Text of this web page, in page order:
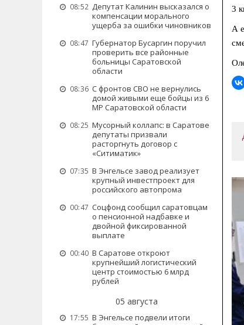
08:52 Депутат Калинин высказался о
компенсации морального
ущерба за ошибки чиновников
08:47 Губернатор Бусаргин поручил
проверить все районные
больницы Саратовской
области
08:36 С фронтов СВО не вернулись
домой живыми еще бойцы из 6
МР Саратовской области
08:25 Мусорный коллапс: в Саратове
депутаты призвали
расторгнуть договор с
«Ситиматик»
07:35 В Энгельсе завод реализует
крупный инвестпроект для
российского автопрома
00:47 Соцфонд сообщил саратовцам
о пенсионной надбавке и
двойной фиксированной
выплате
00:40 В Саратове откроют
крупнейший логистический
центр стоимостью 6 млрд
рублей
05 августа
17:55 В Энгельсе подвели итоги
3
А